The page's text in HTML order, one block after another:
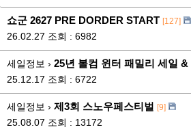
쇼군 2627 PRE DORDER START [127]
26.02.27 조회 : 6982
세일정보 › 25년 볼컴 윈터 패밀리 세일 &
25.12.17 조회 : 6722
세일정보 › 제3회 스노우페스티벌 [9]
25.08.07 조회 : 13172